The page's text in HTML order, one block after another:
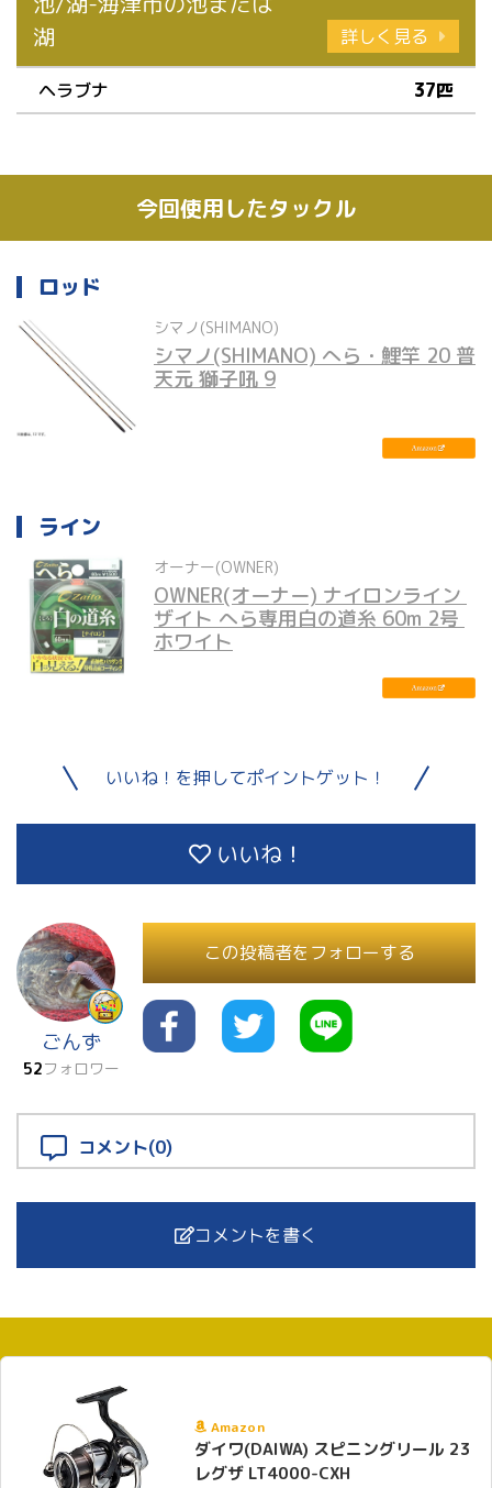
湖
詳しく見る
ヘラブナ 37匹
今回使用したタックル
ロッド
シマノ(SHIMANO)
シマノ(SHIMANO) へら・鯉竿 20 普
天元 獅子吼 9
ライン
オーナー(OWNER)
OWNER(オーナー) ナイロンライン
ザイト へら専用白の道糸 60m 2号
ホワイト
いいね！を押してポイントゲット！
いいね！
ごんず
52フォロワー
この投稿者をフォローする
コメント(0)
コメントを書く
Amazon
ダイワ(DAIWA) スピニングリール 23
レグザ LT4000-CXH